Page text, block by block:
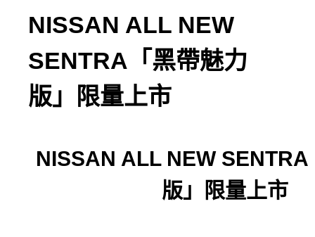
NISSAN ALL NEW
SENTRA「黑帶魅力
版」限量上市
NISSAN ALL NEW SENTRA
版」限量上市